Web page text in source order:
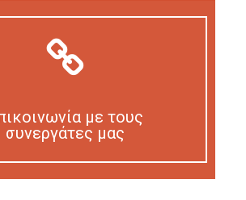
με τους
συνεργάτες μας